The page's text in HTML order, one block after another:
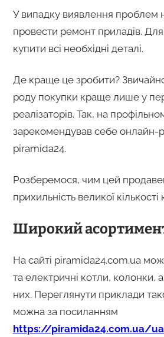
У випадку виявлення проблем
провести ремонт приладів.
купити всі необхідні деталі.
Де краще це зробити?
роду покупки краще лише у
реалізаторів. Так, на
зарекомендував себе онлайн-
piramida24.
Розберемося, чим цей
прихильність великої кількості
Широкий
На сайті piramida24.com.ua
та електричні котли, колонки,
них. Переглянути приклади
можна за посиланням
https://piramida24.com.ua/